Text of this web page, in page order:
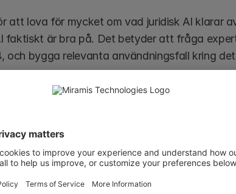
att lova för mycket om vad juridisk AI klarar
faktiskt är bra på. Det betyder att fråga
och bygga relevanta användningsfall kring
vad vi har gjort nedan.
plugins via plattformar som
av juridisk AI.